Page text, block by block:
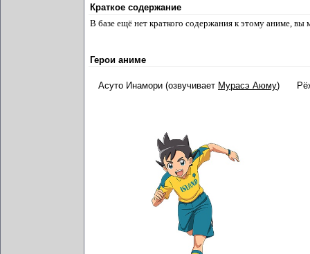
Краткое содержание
В базе ещё нет краткого содержания к этому аниме, вы
Герои аниме
Асуто Инамори (озвучивает Мурасэ Аюму)